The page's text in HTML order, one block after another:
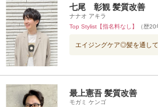
七尾 彰観 髪質改善
ナナオ アキラ
Top Stylist【指名料なし】
（歴20
エイジングケア◎髪を通し
最上憲吾 髪質改善
モガミ ケンゴ